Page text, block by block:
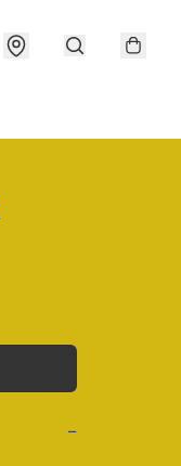
−